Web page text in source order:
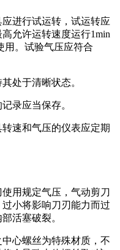
进行试运转，试运转应
允许运转速度运行1min
用。试验气压应符合
处于清晰状态。
录应当保存。
速和气压的仪表应定期
用规定气压，气动剪刀
小将影响刀刃能力而过
活塞破裂。
心螺丝为特殊材质，不